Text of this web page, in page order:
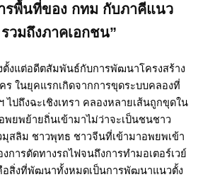
รพื้นที่ของ กทม กับภาคีแนว
วมถึงภาคเอกชน”
ตั้งแต่อดีตสัมพันธ์กับการพัฒนาโครงสร้าง
ในยุคแรกเกิดจากการขุดระบบคลองที่
ไปถึงฉะเชิงเทรา คลองหลายเส้นถูกขุดใน
ยพย้ายถิ่นเข้ามาไม่ว่าจะเป็นชนชาว
สลิม ชาวพุทธ ชาวจีนที่เข้ามาอพยพเข้า
การตัดทางรถไฟจนถึงการทํามอเตอร์เวย์
สิ่งที่พัฒนาทั้งหมดเป็นการพัฒนาแนวตั้ง